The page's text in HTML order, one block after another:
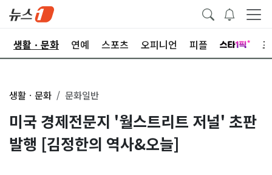
생활ㆍ문화 연예 스포츠 오피니언 피플
생활ㆍ문화 문화일반
미국 경제전문지 '월스트리트 저널' 초판
발행 [김정한의 역사&오늘]